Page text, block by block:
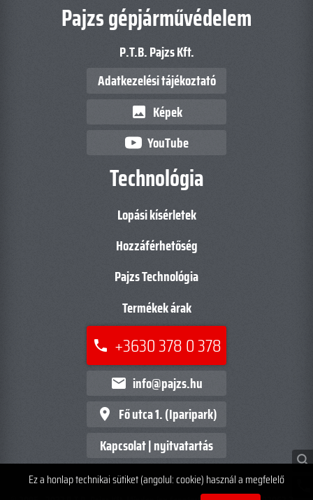
Pajzs gépjárművédelem
P.T.B. Pajzs Kft.
Adatkezelési tájékoztató
image Képek
YouTube
Technológia
Lopási kísérletek
Hozzáférhetőség
Pajzs Technológia
Termékek árak
phone +3630 378 0 378
mail info@pajzs.hu
place Fő utca 1. (Iparipark)
Kapcsolat | nyitvatartás
search
Ez a honlap technikai sütiket (angolul: cookie) használ a megfelelő